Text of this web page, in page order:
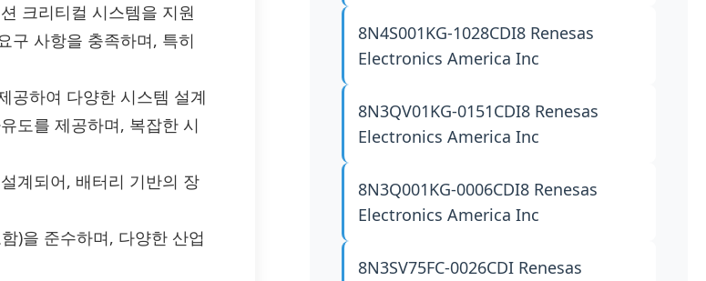
크리티컬 시스템을 지원
구 사항을 충족하며, 특히
공하여 다양한 시스템 설계
도를 제공하며, 복잡한 시
계되어, 배터리 기반의 장
)을 준수하며, 다양한 산업
8N4S001KG-1028CDI8 Renesas
Electronics America Inc
8N3QV01KG-0151CDI8 Renesas
Electronics America Inc
8N3Q001KG-0006CDI8 Renesas
Electronics America Inc
8N3SV75FC-0026CDI Renesas